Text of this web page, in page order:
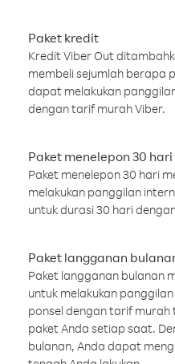
Paket kredit
Kredit Viber Out
membeli sejumlah berapa
dapat melakukan
dengan tarif murah Viber.
Paket menelepon 30 hari
Paket menelepon 30 hari
melakukan panggilan
untuk durasi 30 hari
Paket langganan
Paket langganan bulanan
untuk melakukan
ponsel dengan tarif
paket Anda setiap saat.
bulanan, Anda dapat